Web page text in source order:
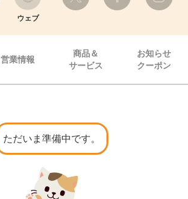
ウェブ
営業情報
商品＆
サービス
お知らせ
クーポン
ただいま準備中です。